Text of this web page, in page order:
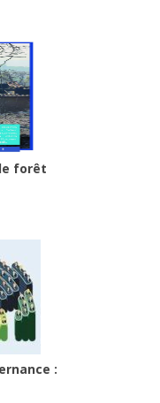
forêt
: